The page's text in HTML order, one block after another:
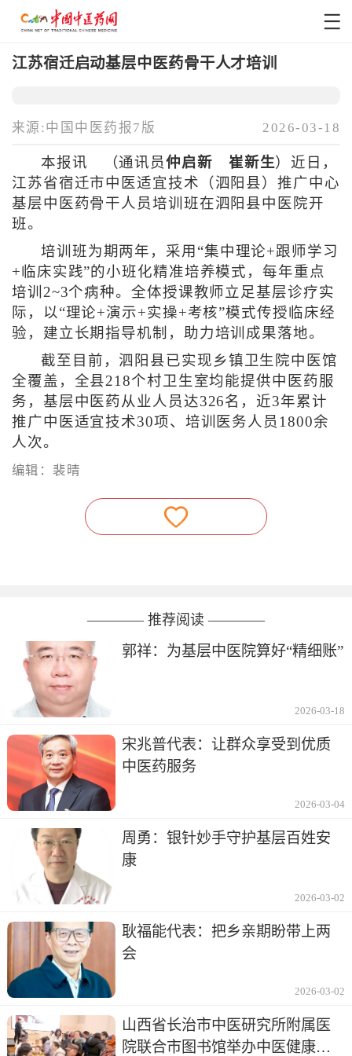
江苏宿迁启动基层中医药骨干人才培训
来源:中国中医药报7版 2026-03-18
本报讯 （通讯员仲启新 崔新生）近日，
江苏省宿迁市中医适宜技术（泗阳县）推广中心
基层中医药骨干人员培训班在泗阳县中医院开
班。
培训班为期两年，采用“集中理论+跟师学习
+临床实践”的小班化精准培养模式，每年重点
培训2~3个病种。全体授课教师立足基层诊疗实
际，以“理论+演示+实操+考核”模式传授临床经
验，建立长期指导机制，助力培训成果落地。
截至目前，泗阳县已实现乡镇卫生院中医馆
全覆盖，全县218个村卫生室均能提供中医药服
务，基层中医药从业人员达326名，近3年累计
推广中医适宜技术30项、培训医务人员1800余
人次。
编辑：裴晴
———— 推荐阅读 ————
郭祥：为基层中医院算好“精细账”
2026-03-18
宋兆普代表：让群众享受到优质
中医药服务
2026-03-04
周勇：银针妙手守护基层百姓安
康
2026-03-02
耿福能代表：把乡亲期盼带上两
会
2026-03-02
山西省长治市中医研究所附属医
院联合市图书馆举办中医健康讲